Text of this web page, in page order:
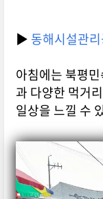
▶ 동해시설관
아침에는 북평
과 다양한 먹거
일상을 느낄 수